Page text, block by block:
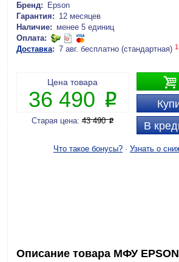
Бренд:
Epson
Гарантия: 12 месяцев
Наличие: менее 5 единиц
Оплата:
Доставка: 7 авг. бесплатно (стандартная) 1

В
Цена товара
36 490 P
Старая цена:43 490P
Что такое бонусы? · Узнать о
Описание товара МФУ